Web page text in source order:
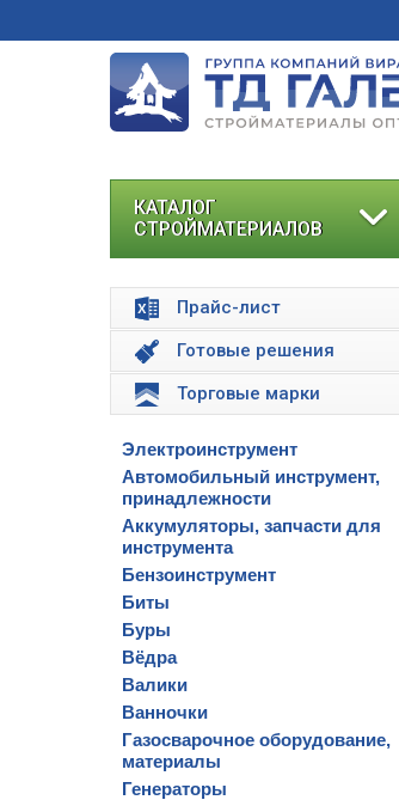
КАТАЛОГ
СТРОЙМАТЕРИАЛОВ
Прайс-лист
Готовые решения
Торговые марки
Электроинструмент
Автомобильный инструмент,
принадлежности
Аккумуляторы, запчасти для
инструмента
Бензоинструмент
Биты
Буры
Вёдра
Валики
Ванночки
Газосварочное оборудование,
материалы
Генераторы